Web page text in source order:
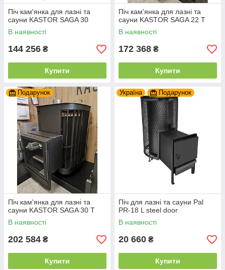
Піч кам'янка для лазні та
сауни KASTOR SAGA 30
В наявності
144 256 ₴
Купити
Піч кам'янка для лазні та
сауни KASTOR SAGA 22 Т
В наявності
172 368 ₴
Купити
Подарунок
Піч кам'янка для лазні та
сауни KASTOR SAGA 30 T
В наявності
202 584 ₴
Купити
Україна Подарунок
Піч для лазні та сауни Pal
PR-18 L steel door
В наявності
20 660 ₴
Купити